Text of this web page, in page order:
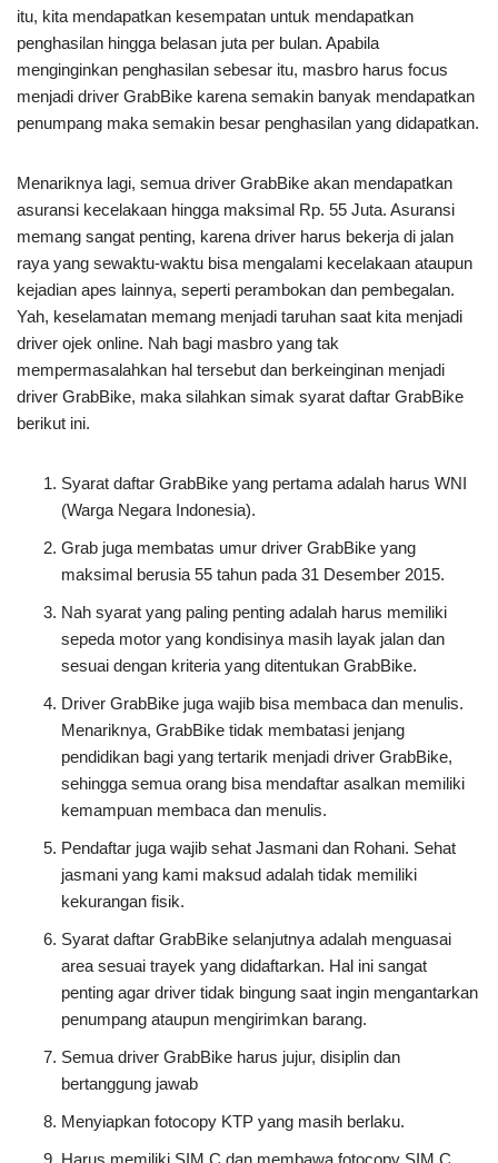
itu, kita mendapatkan kesempatan untuk mendapatkan
penghasilan hingga belasan juta per bulan. Apabila
menginginkan penghasilan sebesar itu, masbro harus focus
menjadi driver GrabBike karena semakin banyak mendapatkan
penumpang maka semakin besar penghasilan yang didapatkan.
Menariknya lagi, semua driver GrabBike akan mendapatkan
asuransi kecelakaan hingga maksimal Rp. 55 Juta. Asuransi
memang sangat penting, karena driver harus bekerja di jalan
raya yang sewaktu-waktu bisa mengalami kecelakaan ataupun
kejadian apes lainnya, seperti perambokan dan pembegalan.
Yah, keselamatan memang menjadi taruhan saat kita menjadi
driver ojek online. Nah bagi masbro yang tak
mempermasalahkan hal tersebut dan berkeinginan menjadi
driver GrabBike, maka silahkan simak syarat daftar GrabBike
berikut ini.
Syarat daftar GrabBike yang pertama adalah harus WNI
(Warga Negara Indonesia).
Grab juga membatas umur driver GrabBike yang
maksimal berusia 55 tahun pada 31 Desember 2015.
Nah syarat yang paling penting adalah harus memiliki
sepeda motor yang kondisinya masih layak jalan dan
sesuai dengan kriteria yang ditentukan GrabBike.
Driver GrabBike juga wajib bisa membaca dan menulis.
Menariknya, GrabBike tidak membatasi jenjang
pendidikan bagi yang tertarik menjadi driver GrabBike,
sehingga semua orang bisa mendaftar asalkan memiliki
kemampuan membaca dan menulis.
Pendaftar juga wajib sehat Jasmani dan Rohani. Sehat
jasmani yang kami maksud adalah tidak memiliki
kekurangan fisik.
Syarat daftar GrabBike selanjutnya adalah menguasai
area sesuai trayek yang didaftarkan. Hal ini sangat
penting agar driver tidak bingung saat ingin mengantarkan
penumpang ataupun mengirimkan barang.
Semua driver GrabBike harus jujur, disiplin dan
bertanggung jawab
Menyiapkan fotocopy KTP yang masih berlaku.
Harus memiliki SIM C dan membawa fotocopy SIM C